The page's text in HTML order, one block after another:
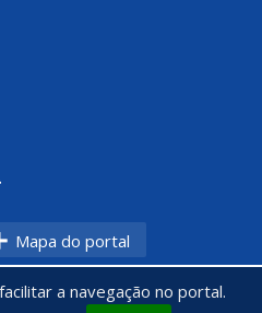
a navegação no portal.
Mapa do portal